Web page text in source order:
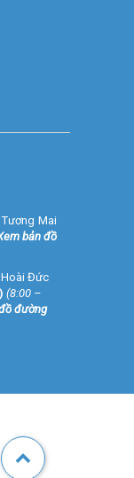
Mai
bản đồ
Hoài Đức
(8:00 –
đường